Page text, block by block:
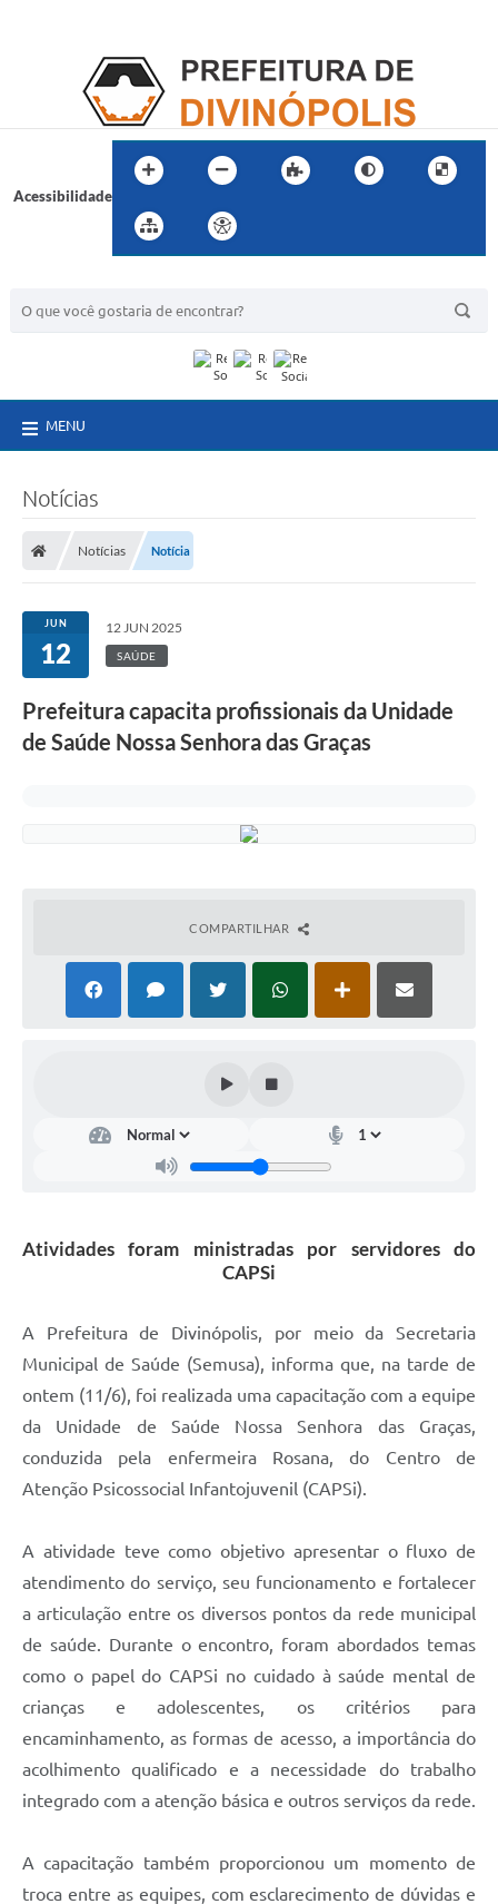
Acessibilidade
MENU
Notícias
Notícias Notícia
JUN
12
12 JUN 2025
SAÚDE
Prefeitura capacita profissionais da Unidade
de Saúde Nossa Senhora das Graças
COMPARTILHAR
Atividades foram ministradas por servidores do
CAPSi
A Prefeitura de Divinópolis, por meio da Secretaria
Municipal de Saúde (Semusa), informa que, na tarde de
ontem (11/6), foi realizada uma capacitação com a equipe
da Unidade de Saúde Nossa Senhora das Graças,
conduzida pela enfermeira Rosana, do Centro de
Atenção Psicossocial Infantojuvenil (CAPSi).
A atividade teve como objetivo apresentar o fluxo de
atendimento do serviço, seu funcionamento e fortalecer
a articulação entre os diversos pontos da rede municipal
de saúde. Durante o encontro, foram abordados temas
como o papel do CAPSi no cuidado à saúde mental de
crianças e adolescentes, os critérios para
encaminhamento, as formas de acesso, a importância do
acolhimento qualificado e a necessidade do trabalho
integrado com a atenção básica e outros serviços da rede.
A capacitação também proporcionou um momento de
troca entre as equipes, com esclarecimento de dúvidas e